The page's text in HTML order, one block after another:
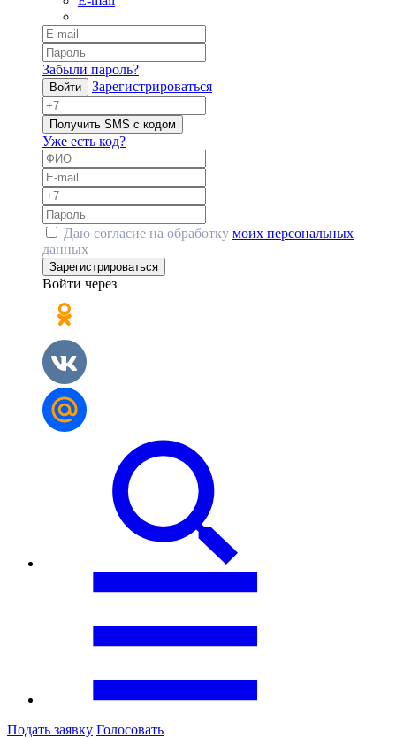
Забыли пароль?
Войти Зарегистрироваться
Получить SMS с кодом
Уже есть код?
Даю согласие на обработку моих персональных
данных
Зарегистрироваться
Войти через
Подать заявку Голосовать